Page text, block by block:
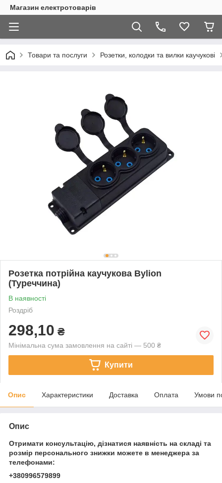
Магазин електротоварів
Товари та послуги Розетки, колодки та вилки каучукові
Розетка потрійна каучукова Bylion
(Туреччина)
В наявності
Роздріб
298,10 ₴
Мінімальна сума замовлення на сайті — 500 ₴
Купити
Опис Характеристики Доставка Оплата Умови
Опис
Отримати консультацію, дізнатися наявність на складі та
розмір персонального знижки можете в менеджера за
телефонами:
+380996579899